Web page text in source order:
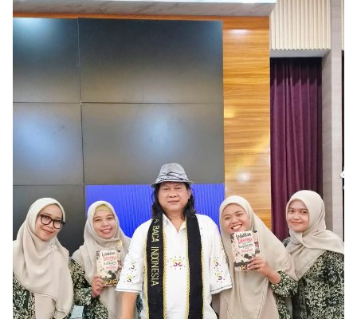
Kegiatan yang dimulai pukul 08.00 WIB hingga selesai
ini menghadirkan Pengawas Madrasah Kantor
Kementerian Agama Kabupaten Banyuwangi, […]